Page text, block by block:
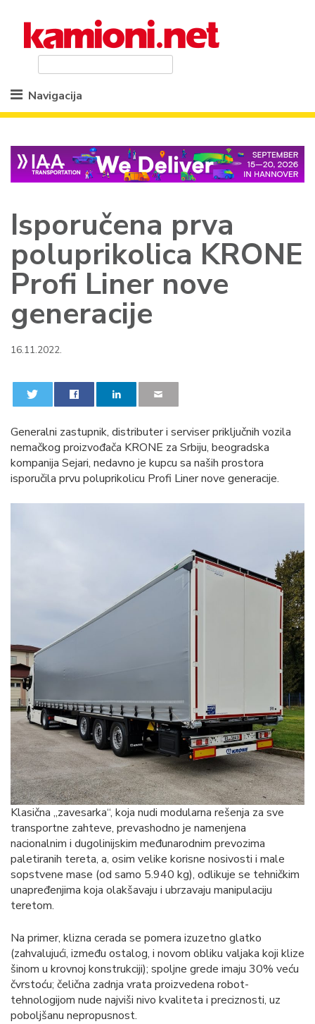
Navigacija
Isporučena prva
poluprikolica KRONE
Profi Liner nove
generacije
16.11.2022.
Generalni zastupnik, distributer i serviser priključnih vozila
nemačkog proizvođača KRONE za Srbiju, beogradska
kompanija Sejari, nedavno je kupcu sa naših prostora
isporučila prvu poluprikolicu Profi Liner nove generacije.
Klasična „zavesarka“, koja nudi modularna rešenja za sve
transportne zahteve, prevashodno je namenjena
nacionalnim i dugolinijskim međunarodnim prevozima
paletiranih tereta, a, osim velike korisne nosivosti i male
sopstvene mase (od samo 5.940 kg), odlikuje se tehničkim
unapređenjima koja olakšavaju i ubrzavaju manipulaciju
teretom.
Na primer, klizna cerada se pomera izuzetno glatko
(zahvalujući, između ostalog, i novom obliku valjaka koji klize
šinom u krovnoj konstrukciji); spoljne grede imaju 30% veću
čvrstoću; čelična zadnja vrata proizvedena robot-
tehnologijom nude najviši nivo kvaliteta i preciznosti, uz
poboljšanu nepropusnost.